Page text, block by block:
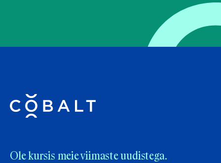
Ole kursis meie viimaste uudistega.